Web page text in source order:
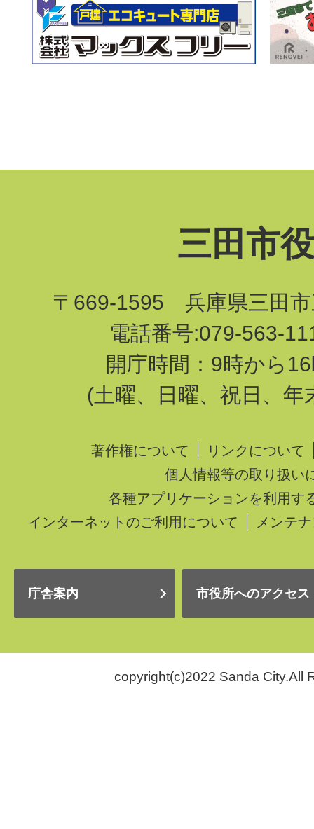
三田市
〒669-1595 兵庫県三田市
電話番号:079-563-
開庁時間：9時から
(土曜、日曜、祝日、年
著作権について
リンクについて
個人情報等の取り扱い
各種アプリケーションを利用す
インターネットのご利用について
メンテ
庁舎案内 市役所へのアクセス
copyright(c)2022 Sanda City.All